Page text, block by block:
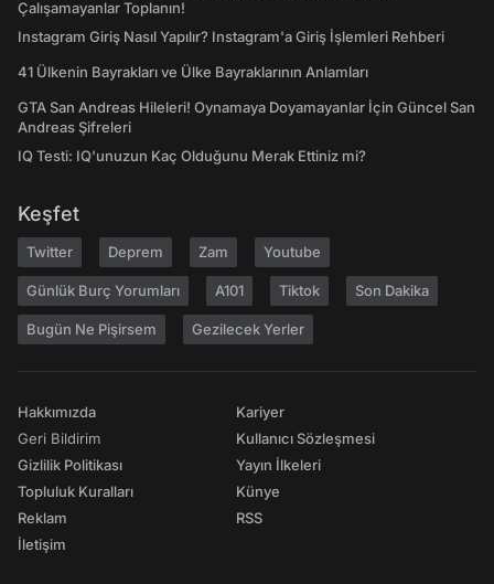
Çalışamayanlar Toplanın!
Instagram Giriş Nasıl Yapılır? Instagram'a Giriş İşlemleri Rehberi
41 Ülkenin Bayrakları ve Ülke Bayraklarının Anlamları
GTA San Andreas Hileleri! Oynamaya Doyamayanlar İçin Güncel San
Andreas Şifreleri
IQ Testi: IQ'unuzun Kaç Olduğunu Merak Ettiniz mi?
Keşfet
Twitter Deprem Zam Youtube
Günlük Burç Yorumları A101 Tiktok Son Dakika
Bugün Ne Pişirsem Gezilecek Yerler
Hakkımızda
Geri Bildirim
Gizlilik Politikası
Topluluk Kuralları
Reklam
İletişim
Kariyer
Kullanıcı Sözleşmesi
Yayın İlkeleri
Künye
RSS